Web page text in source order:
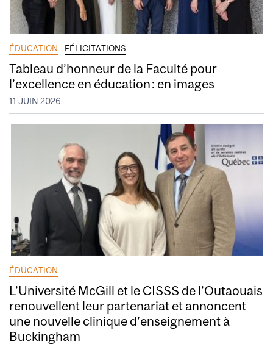
ÉDUCATION FÉLICITATIONS
Tableau d’honneur de la Faculté pour
l’excellence en éducation : en images
11 JUIN 2026
ÉDUCATION
L’Université McGill et le CISSS de l’Outaouais
renouvellent leur partenariat et annoncent
une nouvelle clinique d’enseignement à
Buckingham